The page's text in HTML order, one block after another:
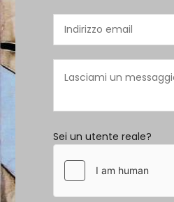
Sei un utente reale?